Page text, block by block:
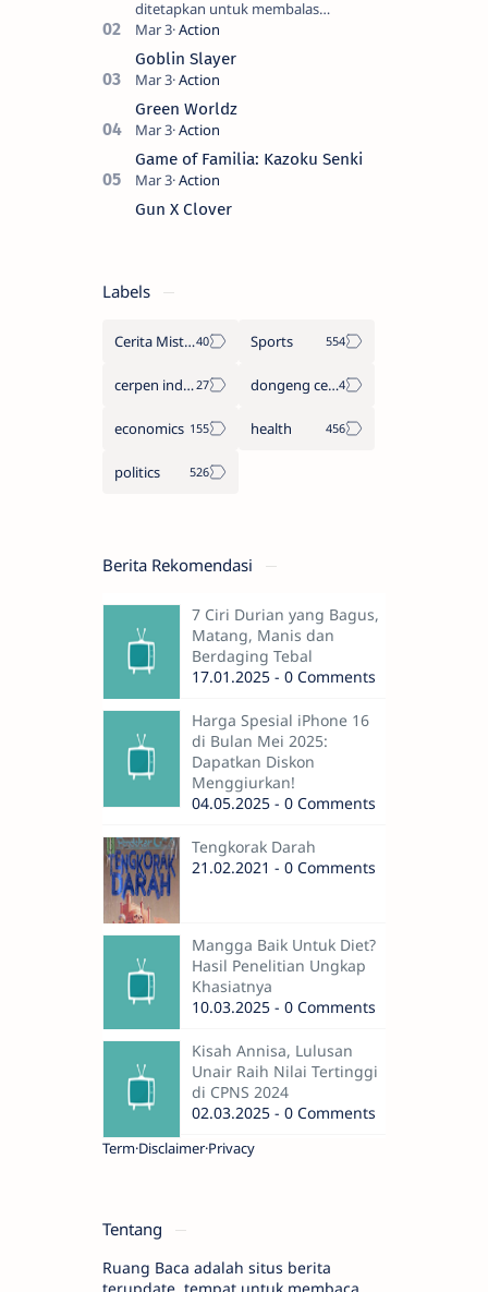
ditetapkan untuk membalas
masternya, seorang seniman bela diri
kuat sekali yang dikhianati oleh anak
buahn…
Goblin Slayer
Green Worldz
Game of Familia: Kazoku Senki
Gun X Clover
Labels
Cerita Misteri Sports
cerpen indonesia dongeng cerita legenda
economics health
politics
Berita Rekomendasi
7 Ciri Durian yang Bagus,
Matang, Manis dan
Berdaging Tebal
17.01.2025 - 0 Comments
Harga Spesial iPhone 16
di Bulan Mei 2025:
Dapatkan Diskon
Menggiurkan!
04.05.2025 - 0 Comments
Tengkorak Darah
21.02.2021 - 0 Comments
Mangga Baik Untuk Diet?
Hasil Penelitian Ungkap
Khasiatnya
10.03.2025 - 0 Comments
Kisah Annisa, Lulusan
Unair Raih Nilai Tertinggi
di CPNS 2024
02.03.2025 - 0 Comments
Term Disclaimer Privacy
Tentang
Ruang Baca adalah situs berita
terupdate, tempat untuk membaca